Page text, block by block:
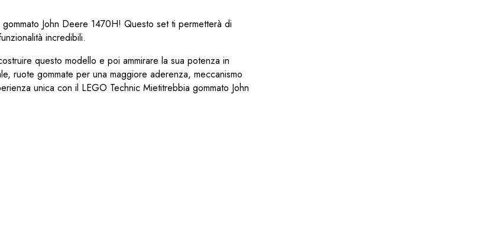
John Deere 1470H! Questo set ti permetterà di
incredibili.
questo modello e poi ammirare la sua potenza in
ruote gommate per una maggiore aderenza, meccanismo
unica con il LEGO Technic Mietitrebbia gommato John